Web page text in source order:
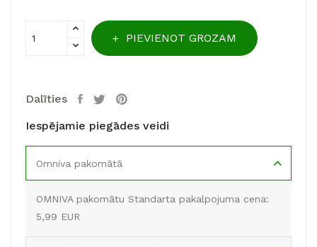
PIEVIENOT GROZAM
Dalīties
Iespējamie piegādes veidi
Omniva pakomātā
OMNIVA pakomātu Standarta pakalpojuma cena:
5,99 EUR